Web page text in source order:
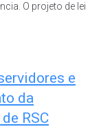
O projeto de lei
e
da
RSC